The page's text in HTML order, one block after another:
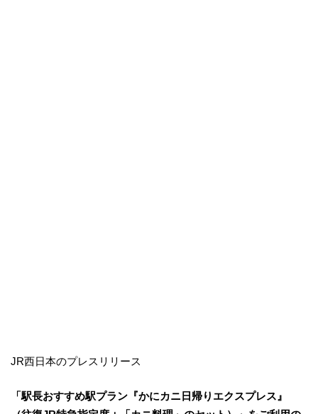
JR西日本のプレスリリース
「駅長おすすめ駅プラン『かにカニ日帰りエクスプレス』